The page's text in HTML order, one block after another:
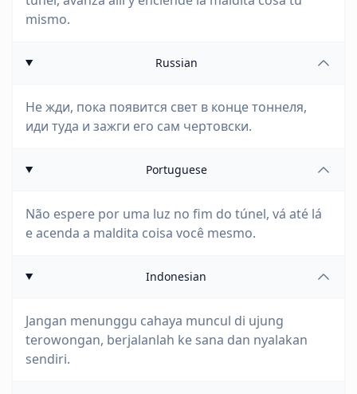
mismo.
Russian
Не жди, пока появится свет в конце тоннеля,
иди туда и зажги его сам чертовски.
Portuguese
Não espere por uma luz no fim do túnel, vá até lá
e acenda a maldita coisa você mesmo.
Indonesian
Jangan menunggu cahaya muncul di ujung
terowongan, berjalanlah ke sana dan nyalakan
sendiri.